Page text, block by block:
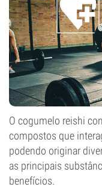
O cogumelo reishi
compostos que
podendo originar
as principais
benefícios.